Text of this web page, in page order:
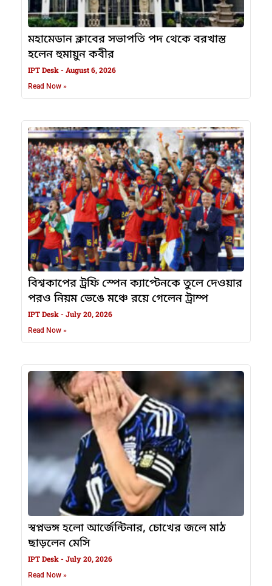
মহামেডান ক্লাবের সভাপতি পদ থেকে বরখাস্ত
হলেন হুমায়ুন কবীর
IPT Desk August 6, 2026
Read Now »
বিশ্বকাপের ট্রফি স্পেন ক্যাপ্টেনকে তুলে দেওয়ার
পরও নিয়ম ভেঙে মঞ্চে রয়ে গেলেন ট্রাম্প
IPT Desk July 20, 2026
Read Now »
স্বপ্নভঙ্গ হলো আর্জেন্টিনার, চোখের জলে মাঠ
ছাড়লেন মেসি
IPT Desk July 20, 2026
Read Now »